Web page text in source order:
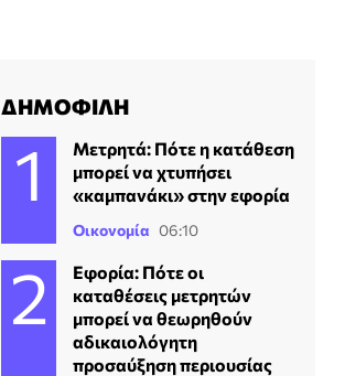
ΔΗΜΟΦΙΛΗ
Μετρητά: Πότε η κατάθεση
μπορεί να χτυπήσει
«καμπανάκι» στην εφορία
Οικονομία 06:10
Εφορία: Πότε οι
καταθέσεις μετρητών
μπορεί να θεωρηθούν
αδικαιολόγητη
προσαύξηση περιουσίας